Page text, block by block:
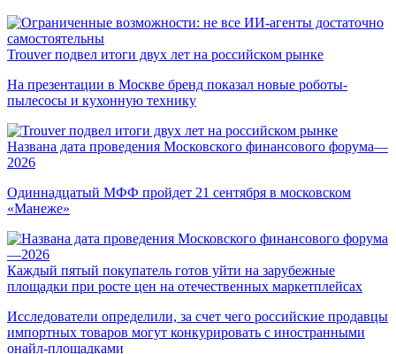
Trouver подвел итоги двух лет на российском рынке
На презентации в Москве бренд показал новые роботы-
пылесосы и кухонную технику
Названа дата проведения Московского финансового форума—
2026
Одиннадцатый МФФ пройдет 21 сентября в московском
«Манеже»
Каждый пятый покупатель готов уйти на зарубежные
площадки при росте цен на отечественных маркетплейсах
Исследователи определили, за счет чего российские продавцы
импортных товаров могут конкурировать с иностранными
онайл-площадками